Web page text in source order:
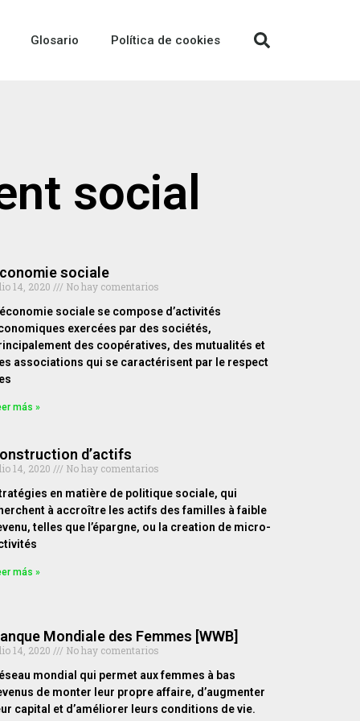
Glosario Política de cookies
social
sociale
14, 2020
No hay comentarios
sociale se compose d’activités
exercées par des sociétés,
des coopératives, des mutualités et
associations qui se caractérisent par le respect
más »
d’actifs
14, 2020
No hay comentarios
en matière de politique sociale, qui
à accroître les actifs des familles à faible
telles que l’épargne, ou la creation de micro-
más »
Mondiale des Femmes [WWB]
14, 2020
No hay comentarios
mondial qui permet aux femmes à bas
de monter leur propre affaire, d’augmenter
capital et d’améliorer leurs conditions de vie.